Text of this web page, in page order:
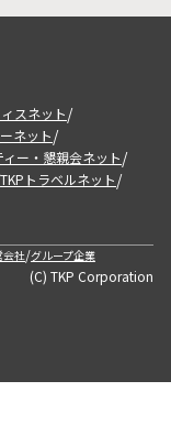
スネット/
ネット/
ー・懇親会ネット/
TKPトラベルネット/
会社/グループ企業
(C) TKP Corporation